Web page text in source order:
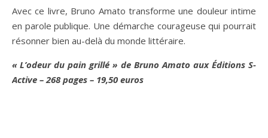
Avec ce livre, Bruno Amato transforme une douleur intime
en parole publique. Une démarche courageuse qui pourrait
résonner bien au-delà du monde littéraire.
« L’odeur du pain grillé » de Bruno Amato aux Éditions S-
Active – 268 pages – 19,50 euros